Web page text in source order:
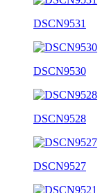
DSCN9531
DSCN9530
DSCN9528
DSCN9527